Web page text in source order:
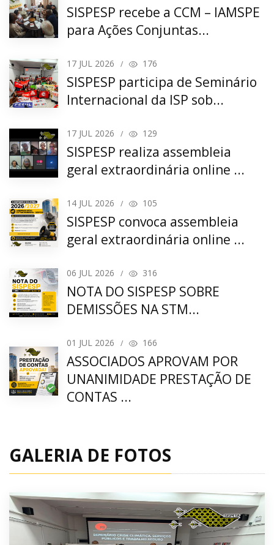
SISPESP recebe a CCM – IAMSPE
para Ações Conjuntas...
17 JUL 2026 / 176
SISPESP participa de Seminário
Internacional da ISP sob...
17 JUL 2026 / 129
SISPESP realiza assembleia
geral extraordinária online ...
14 JUL 2026 / 105
SISPESP convoca assembleia
geral extraordinária online ...
06 JUL 2026 / 316
NOTA DO SISPESP SOBRE
DEMISSÕES NA STM...
01 JUL 2026 / 166
ASSOCIADOS APROVAM POR
UNANIMIDADE PRESTAÇÃO DE
CONTAS ...
GALERIA DE FOTOS